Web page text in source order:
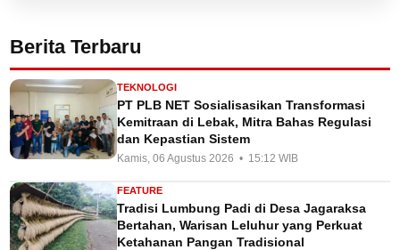
Berita Terbaru
TEKNOLOGI
PT PLB NET Sosialisasikan Transformasi
Kemitraan di Lebak, Mitra Bahas Regulasi
dan Kepastian Sistem
Kamis, 06 Agustus 2026 • 15:12 WIB
FEATURE
Tradisi Lumbung Padi di Desa Jagaraksa
Bertahan, Warisan Leluhur yang Perkuat
Ketahanan Pangan Tradisional